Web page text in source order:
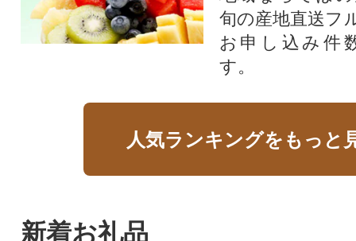
旬の産地直送フ
お申し込み件
す。
人気ランキングをもっと
新着お礼品